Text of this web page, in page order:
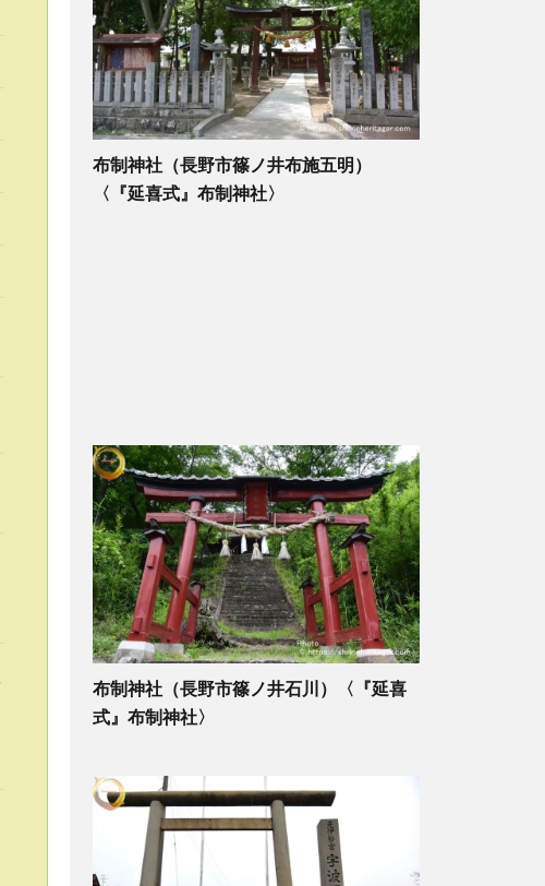
布制神社（長野市篠ノ井布施五明）
〈『延喜式』布制神社〉
布制神社（長野市篠ノ井石川）〈『延喜
式』布制神社〉